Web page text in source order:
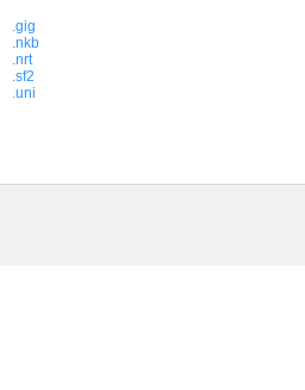
.gig
.nkb
.nrt
.sf2
.uni